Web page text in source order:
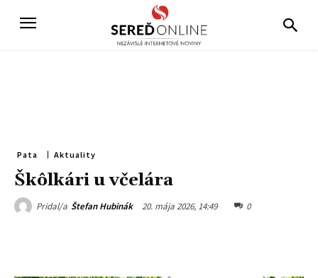
Pata Aktuality
Škôlkári u včelára
Pridal/a Štefan Hubinák 20. mája 2026, 14:49 0